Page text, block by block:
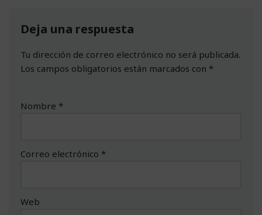
Deja una respuesta
Tu dirección de correo electrónico no será publicada.
Los campos obligatorios están marcados con *
Nombre *
Correo electrónico *
Web